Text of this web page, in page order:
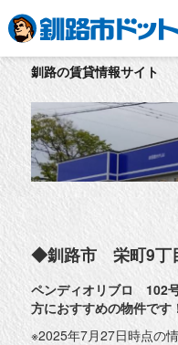
釧路の賃貸情報サイト
◆釧路市 栄町9
ペンディオリブロ 102
方におすすめの物件です
※2025年7月27日時点の情